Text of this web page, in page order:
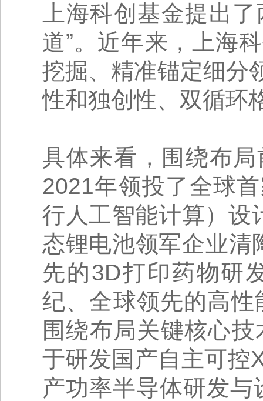
上海科创基金提出
道”。近年来，上海
挖掘、精准锚定细分
性和独创性、双循环
具体来看，围绕布
2021年领投了全球
行人工智能计算）设
态锂电池领军企业清
先的3D打印药物研
纪、全球领先的高
围绕布局关键核心
于研发国产自主可控
产功率半导体研发